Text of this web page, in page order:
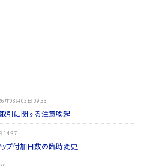
年08月03日 09:33
引に関する注意喚起
14:37
ップ付加日数の臨時変更